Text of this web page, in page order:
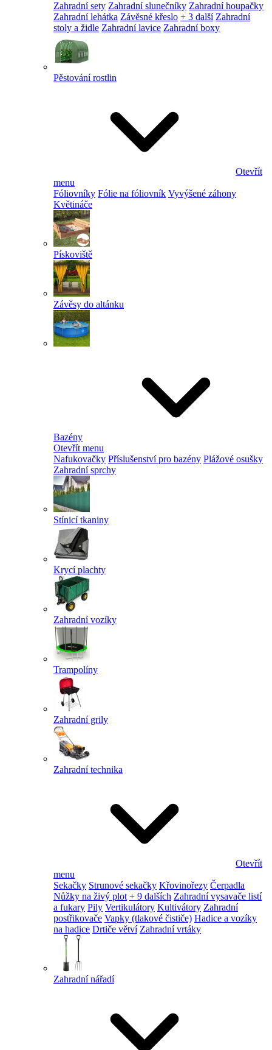
Zahradní sety Zahradní slunečníky Zahradní houpačky
Zahradní lehátka Závěsné křeslo + 3 další Zahradní
stoly a židle Zahradní lavice Zahradní boxy
Pěstování rostlin
Otevřít
menu
Fóliovníky Fólie na fóliovník Vyvýšené záhony
Květináče
Pískoviště
Závěsy do altánku
Bazény
Otevřít menu
Nafukovačky Příslušenství pro bazény Plážové osušky
Zahradní sprchy
Stínicí tkaniny
Krycí plachty
Zahradní vozíky
Trampolíny
Zahradní grily
Zahradní technika
Otevřít
menu
Sekačky Strunové sekačky Křovinořezy Čerpadla
Nůžky na živý plot + 9 dalších Zahradní vysavače listí
a fukary Pily Vertikulátory Kultivátory Zahradní
postřikovače Vapky (tlakové čističe) Hadice a vozíky
na hadice Drtiče větví Zahradní vrtáky
Zahradní nářadí